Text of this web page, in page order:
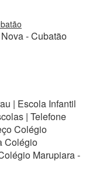
- Cubatão
| Escola Infantil
| Telefone
Colégio
Colégio
Marupiara -